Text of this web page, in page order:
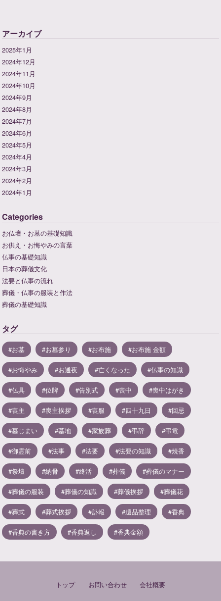
アーカイブ
2025年1月
2024年12月
2024年11月
2024年10月
2024年9月
2024年8月
2024年7月
2024年6月
2024年5月
2024年4月
2024年3月
2024年2月
2024年1月
Categories
お仏壇・お墓の基礎知識
お供え・お悔やみの言葉
仏事の基礎知識
日本の葬儀文化
法要と仏事の流れ
葬儀・仏事の服装と作法
葬儀の基礎知識
タグ
お墓 お墓参り お布施 お布施 金額
お悔やみ お通夜 亡くなった 仏事の知識
仏具 位牌 告別式 喪中 喪中はがき
喪主 喪主挨拶 喪服 四十九日 回忌
墓じまい 墓地 家族葬 弔辞 弔電
御霊前 法事 法要 法要の知識 焼香
祭壇 納骨 終活 葬儀 葬儀のマナー
葬儀の服装 葬儀の知識 葬儀挨拶 葬儀花
葬式 葬式挨拶 訃報 遺品整理 香典
香典の書き方 香典返し 香典金額
トップ お問い合わせ 会社概要